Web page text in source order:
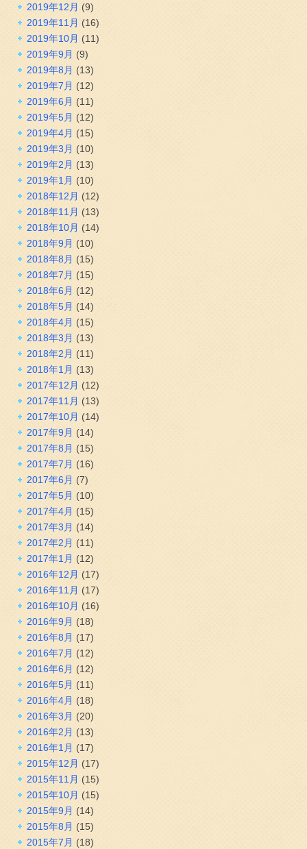
2019年12月 (9)
2019年11月 (16)
2019年10月 (11)
2019年9月 (9)
2019年8月 (13)
2019年7月 (12)
2019年6月 (11)
2019年5月 (12)
2019年4月 (15)
2019年3月 (10)
2019年2月 (13)
2019年1月 (10)
2018年12月 (12)
2018年11月 (13)
2018年10月 (14)
2018年9月 (10)
2018年8月 (15)
2018年7月 (15)
2018年6月 (12)
2018年5月 (14)
2018年4月 (15)
2018年3月 (13)
2018年2月 (11)
2018年1月 (13)
2017年12月 (12)
2017年11月 (13)
2017年10月 (14)
2017年9月 (14)
2017年8月 (15)
2017年7月 (16)
2017年6月 (7)
2017年5月 (10)
2017年4月 (15)
2017年3月 (14)
2017年2月 (11)
2017年1月 (12)
2016年12月 (17)
2016年11月 (17)
2016年10月 (16)
2016年9月 (18)
2016年8月 (17)
2016年7月 (12)
2016年6月 (12)
2016年5月 (11)
2016年4月 (18)
2016年3月 (20)
2016年2月 (13)
2016年1月 (17)
2015年12月 (17)
2015年11月 (15)
2015年10月 (15)
2015年9月 (14)
2015年8月 (15)
2015年7月 (18)